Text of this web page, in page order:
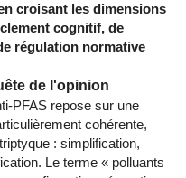
croisant les dimensions
cognitif, de
régulation normative
de l'opinion
PFAS repose sur une
cohérente,
: simplification,
Le terme « polluants